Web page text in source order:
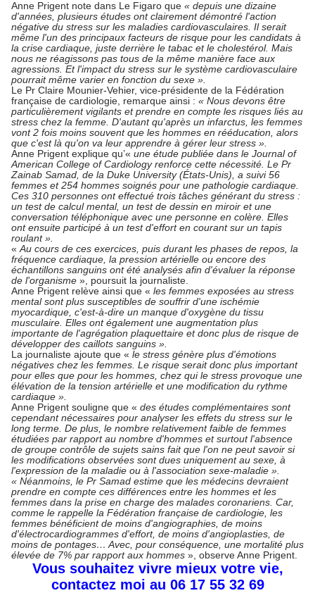
Anne Prigent note dans Le Figaro que « depuis une dizaine
d'années, plusieurs études ont clairement démontré l'action
négative du stress sur les maladies cardiovasculaires. Il serait
même l'un des principaux facteurs de risque pour les candidats à
la crise cardiaque, juste derrière le tabac et le cholestérol. Mais
nous ne réagissons pas tous de la même manière face aux
agressions. Et l'impact du stress sur le système cardiovasculaire
pourrait même varier en fonction du sexe ».
Le Pr Claire Mounier-Vehier, vice-présidente de la Fédération
française de cardiologie, remarque ainsi : « Nous devons être
particulièrement vigilants et prendre en compte les risques liés au
stress chez la femme. D'autant qu'après un infarctus, les femmes
vont 2 fois moins souvent que les hommes en rééducation, alors
que c'est là qu'on va leur apprendre à gérer leur stress ».
Anne Prigent explique qu’« une étude publiée dans le Journal of
American College of Cardiology renforce cette nécessité. Le Pr
Zainab Samad, de la Duke University (États-Unis), a suivi 56
femmes et 254 hommes soignés pour une pathologie cardiaque.
Ces 310 personnes ont effectué trois tâches générant du stress :
un test de calcul mental, un test de dessin en miroir et une
conversation téléphonique avec une personne en colère. Elles
ont ensuite participé à un test d'effort en courant sur un tapis
roulant ».
«Au cours de ces exercices, puis durant les phases de repos, la
fréquence cardiaque, la pression artérielle ou encore des
échantillons sanguins ont été analysés afin d'évaluer la réponse
de l'organisme », poursuit la journaliste.
Anne Prigent relève ainsi que « les femmes exposées au stress
mental sont plus susceptibles de souffrir d'une ischémie
myocardique, c'est-à-dire un manque d'oxygène du tissu
musculaire. Elles ont également une augmentation plus
importante de l'agrégation plaquettaire et donc plus de risque de
développer des caillots sanguins ».
La journaliste ajoute que « le stress génère plus d'émotions
négatives chez les femmes. Le risque serait donc plus important
pour elles que pour les hommes, chez qui le stress provoque une
élévation de la tension artérielle et une modification du rythme
cardiaque ».
Anne Prigent souligne que « des études complémentaires sont
cependant nécessaires pour analyser les effets du stress sur le
long terme. De plus, le nombre relativement faible de femmes
étudiées par rapport au nombre d'hommes et surtout l'absence
de groupe contrôle de sujets sains fait que l'on ne peut savoir si
les modifications observées sont dues uniquement au sexe, à
l'expression de la maladie ou à l'association sexe-maladie ».
« Néanmoins, le Pr Samad estime que les médecins devraient
prendre en compte ces différences entre les hommes et les
femmes dans la prise en charge des malades coronariens. Car,
comme le rappelle la Fédération française de cardiologie, les
femmes bénéficient de moins d'angiographies, de moins
d'électrocardiogrammes d'effort, de moins d'angioplasties, de
moins de pontages… Avec, pour conséquence, une mortalité plus
élevée de 7% par rapport aux hommes », observe Anne Prigent.
Vous souhaitez vivre mieux votre vie,
contactez moi au 06 17 55 32 69